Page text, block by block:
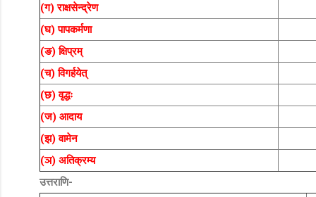
(ग) राक्षसेन्द्रेण
(घ) पापकर्मणा
(ङ) क्षिप्रम्
(च) विगर्हयेत्
(छ) वृद्धः
(ज) आदाय
(झ) वामेन
(ञ) अतिक्रम्य
उत्तराणि-